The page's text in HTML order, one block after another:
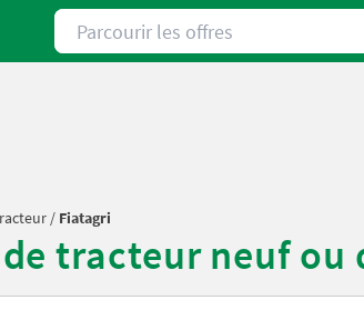
Parcourir les offres
/ Fiatagri
tracteur neuf ou